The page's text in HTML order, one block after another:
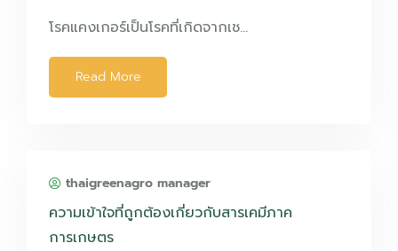
โรคแคงเกอร์เป็นโรคที่เกิดจากเช…
Read More
thaigreenagro manager
ความเข้าใจที่ถูกต้องเกี่ยวกับสารเคมีภาค
การเกษตร